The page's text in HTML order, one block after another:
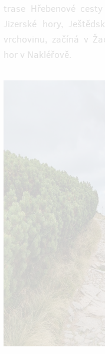
trase Hřebenové
Jizerské hory,
vrchovinu, začíná v
hor v Nakléřově.